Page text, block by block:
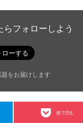
らフォローしよう
をお届けします
後で読む